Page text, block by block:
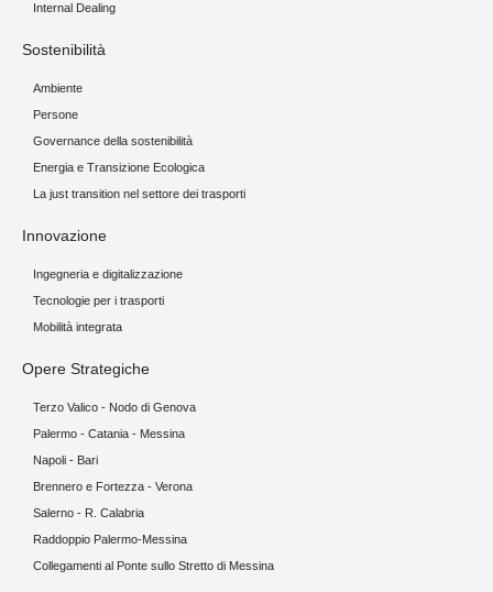
Internal Dealing
Sostenibilità
Ambiente
Persone
Governance della sostenibilità
Energia e Transizione Ecologica
La just transition nel settore dei trasporti
Innovazione
Ingegneria e digitalizzazione
Tecnologie per i trasporti
Mobilità integrata
Opere Strategiche
Terzo Valico - Nodo di Genova
Palermo - Catania - Messina
Napoli - Bari
Brennero e Fortezza - Verona
Salerno - R. Calabria
Raddoppio Palermo-Messina
Collegamenti al Ponte sullo Stretto di Messina